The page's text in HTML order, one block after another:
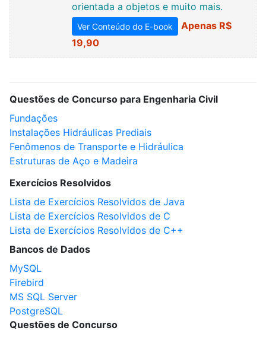
orientada a objetos e muito mais.
Ver Conteúdo do E-book
Apenas R$
19,90
Questões de Concurso para Engenharia Civil
Fundações
Instalações Hidráulicas Prediais
Fenômenos de Transporte e Hidráulica
Estruturas de Aço e Madeira
Exercícios Resolvidos
Lista de Exercícios Resolvidos de Java
Lista de Exercícios Resolvidos de C
Lista de Exercícios Resolvidos de C++
Bancos de Dados
MySQL
Firebird
MS SQL Server
PostgreSQL
Questões de Concurso